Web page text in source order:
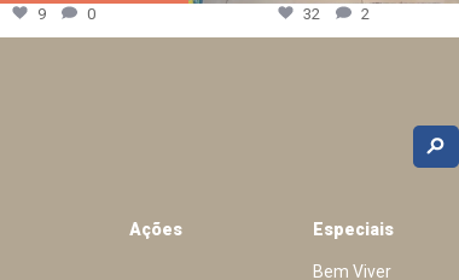
9 0 32 2
Ações Especiais
Bem Viver